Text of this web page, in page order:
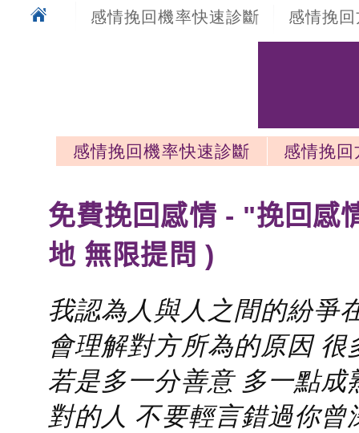
感情挽回機率快速診斷 感情挽
感情挽回機率快速診斷
感情挽
免費挽回感情 - "挽回感
地 無限提問 )
我認為人與人之間的紛爭
會理解對方所為的原因
若是多一分善意 多一點
對的人 不要輕言錯過你曾